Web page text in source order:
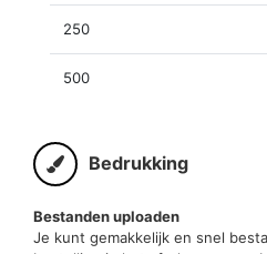
250
500
Bedrukking
Bestanden uploaden
Je kunt gemakkelijk en snel